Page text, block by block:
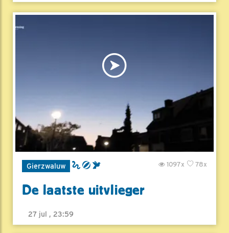
Gierzwaluw 78x
1097x
De laatste uitvlieger
27 jul , 23:59